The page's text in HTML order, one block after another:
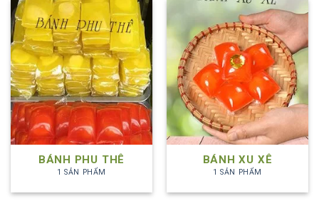
BÁNH PHU THÊ
1 SẢN PHẨM
BÁNH XU XÊ
1 SẢN PHẨM